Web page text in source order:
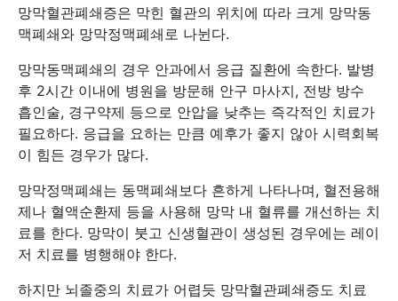
망막혈관폐쇄증은 막힌 혈관의 위치에 따라 크게 망막동
맥폐쇄와 망막정맥폐쇄로 나뉜다.
망막동맥폐쇄의 경우 안과에서 응급 질환에 속한다. 발병
후 2시간 이내에 병원을 방문해 안구 마사지, 전방 방수
흡인술, 경구약제 등으로 안압을 낮추는 즉각적인 치료가
필요하다. 응급을 요하는 만큼 예후가 좋지 않아 시력회복
이 힘든 경우가 많다.
망막정맥폐쇄는 동맥폐쇄보다 흔하게 나타나며, 혈전용해
제나 혈액순환제 등을 사용해 망막 내 혈류를 개선하는 치
료를 한다. 망막이 붓고 신생혈관이 생성된 경우에는 레이
저 치료를 병행해야 한다.
하지만 뇌졸중의 치료가 어렵듯 망막혈관폐쇄증도 치료